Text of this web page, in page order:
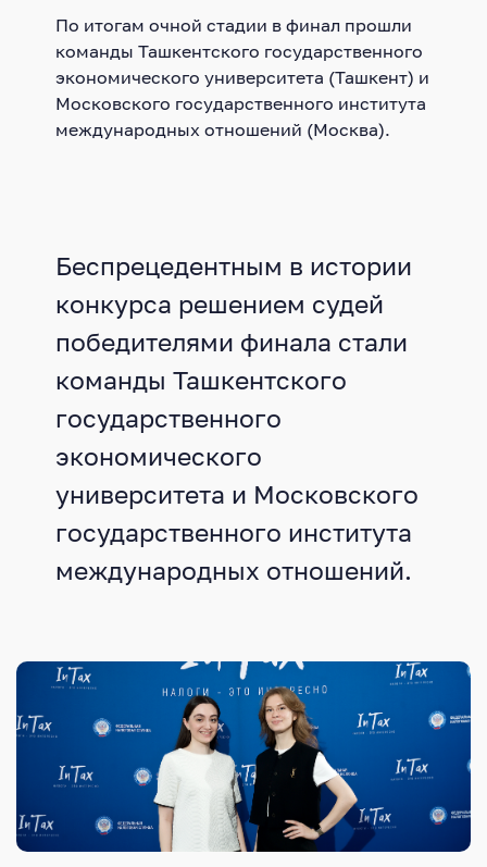
По итогам очной стадии в финал прошли
команды Ташкентского государственного
экономического университета (Ташкент) и
Московского государственного института
международных отношений (Москва).
Беспрецедентным в истории
конкурса решением судей
победителями финала стали
команды Ташкентского
государственного
экономического
университета и Московского
государственного института
международных отношений.